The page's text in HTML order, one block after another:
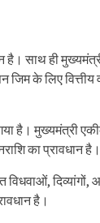
साथ ही
के लिए वित्तीय
है। मुख्यमंत्री
का प्रावधान है।
विधवाओं,
है।